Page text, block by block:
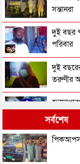
সন্তানরা
দুই বছর
পরিবার
দুই
তরুণীর
৩ মাসে
সর্বশেষ